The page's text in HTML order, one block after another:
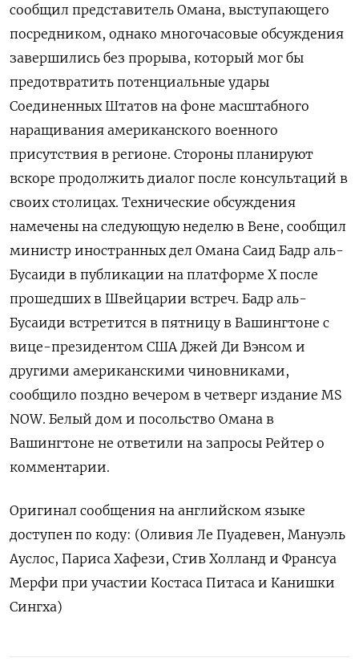
сообщил представитель Омана, выступающего
посредником, однако многочасовые обсуждения
завершились без прорыва, ​который мог ​бы ​
предотвратить потенциальные удары
Соединенных ⁠Штатов на фоне ‌масштабного
наращивания американского военного
‌присутствия в регионе. Стороны планируют
вскоре продолжить диалог ​после консультаций в
своих столицах. ‌Технические обсуждения
намечены на следующую неделю ​в Вене, сообщил
министр иностранных дел ‌Омана Саид Бадр аль-
Бусаиди в публикации на платформе X после
прошедших ​в Швейцарии встреч. Бадр ​аль-
Бусаиди ‌встретится в пятницу в Вашингтоне с
вице-президентом ​США Джей Ди Вэнсом и
другими американскими чиновниками,
сообщило поздно вечером в четверг издание MS
NOW. Белый дом и посольство Омана в
Вашингтоне не ответили ​на запросы Рейтер ⁠о
комментарии.
Оригинал сообщения на английском языке
доступен ‌по коду: (Оливия Ле Пуадевен, Мануэль
‌Ауслос, Париса Хафези, Стив Холланд и Франсуа ​
Мерфи при участии Костаса Питаса ‌и Канишки
Сингха)